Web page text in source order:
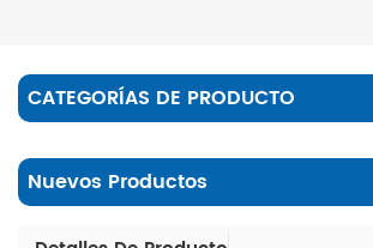
CATEGORÍAS DE PRODUCTO
Nuevos Productos